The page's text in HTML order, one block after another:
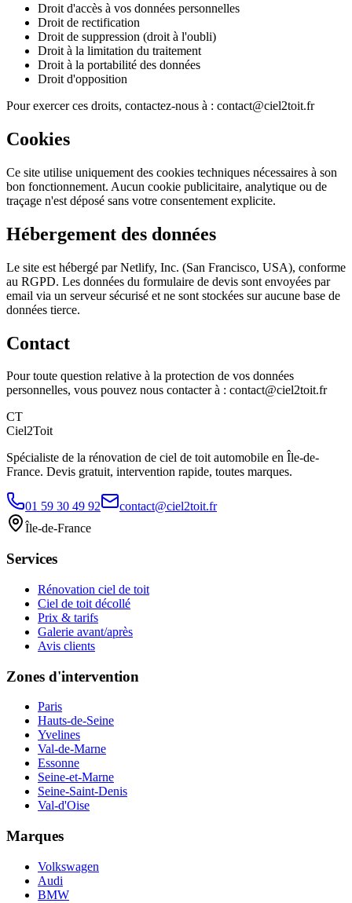
Droit d'accès à vos données personnelles
Droit de rectification
Droit de suppression (droit à l'oubli)
Droit à la limitation du traitement
Droit à la portabilité des données
Droit d'opposition
Pour exercer ces droits, contactez-nous à : contact@ciel2toit.fr
Cookies
Ce site utilise uniquement des cookies techniques nécessaires à son
bon fonctionnement. Aucun cookie publicitaire, analytique ou de
traçage n'est déposé sans votre consentement explicite.
Hébergement des données
Le site est hébergé par Netlify, Inc. (San Francisco, USA), conforme
au RGPD. Les données du formulaire de devis sont envoyées par
email via un serveur sécurisé et ne sont stockées sur aucune base de
données tierce.
Contact
Pour toute question relative à la protection de vos données
personnelles, vous pouvez nous contacter à : contact@ciel2toit.fr
CT
Ciel2Toit
Spécialiste de la rénovation de ciel de toit automobile en Île-de-
France. Devis gratuit, intervention rapide, toutes marques.
01 59 30 49 92
contact@ciel2toit.fr
Île-de-France
Services
Rénovation ciel de toit
Ciel de toit décollé
Prix & tarifs
Galerie avant/après
Avis clients
Zones d'intervention
Paris
Hauts-de-Seine
Yvelines
Val-de-Marne
Essonne
Seine-et-Marne
Seine-Saint-Denis
Val-d'Oise
Marques
Volkswagen
Audi
BMW